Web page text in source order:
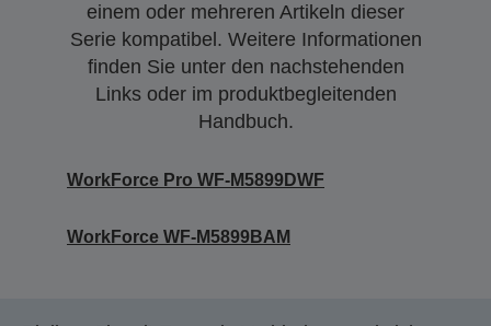
einem oder mehreren Artikeln dieser
Serie kompatibel. Weitere Informationen
finden Sie unter den nachstehenden
Links oder im produktbegleitenden
Handbuch.
WorkForce Pro WF-M5899DWF
WorkForce WF-M5899BAM